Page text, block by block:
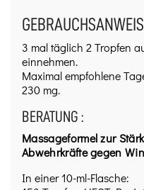
3 mal täglich 2 Tropfen
einnehmen.
Maximal empfohlene
230 mg.
BERATUNG :
Massageformel zur
Abwehrkräfte gegen
In einer 10-ml-Flasche: